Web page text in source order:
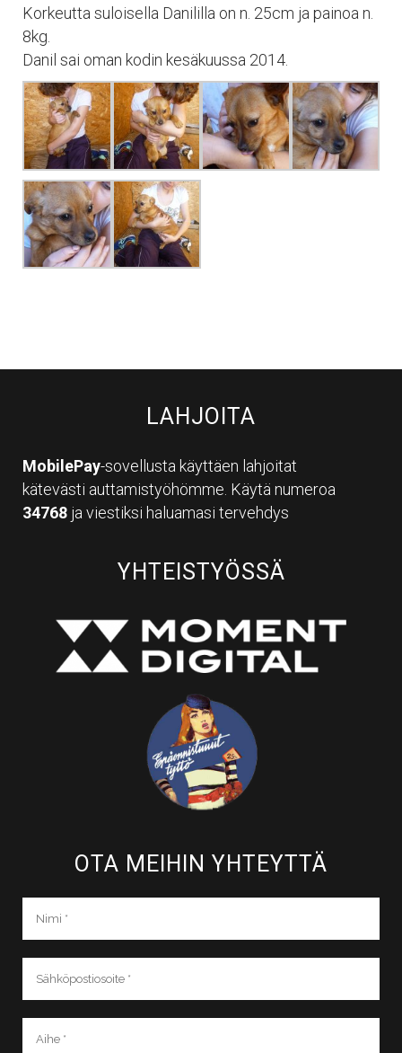
Korkeutta suloisella Danililla on n. 25cm ja painoa n.
8kg.
Danil sai oman kodin kesäkuussa 2014.
LAHJOITA
MobilePay-sovellusta käyttäen lahjoitat
kätevästi auttamistyöhömme. Käytä numeroa
34768 ja viestiksi haluamasi tervehdys
YHTEISTYÖSSÄ
OTA MEIHIN YHTEYTTÄ​